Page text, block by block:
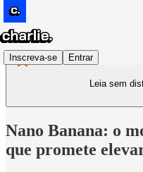
Inscreva-se Entrar
Leia sem
Nano Banana: o
que promete